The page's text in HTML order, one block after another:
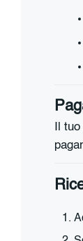
Il